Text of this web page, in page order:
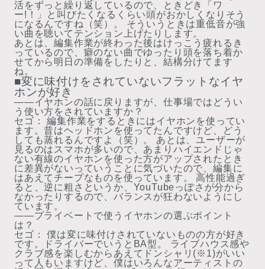
活をずっと繰り返しているので、ときどき「ワ
ー!！」と叫びたくなるくらい頭がおかしくなりそう
になるんですね（笑）。 そういうときは重低音が強
い曲を聴いてテンション上げたりします。
あとは、編集作業が終わった後はけっこう疲れるき
っているので、癖のない曲でゆったり頭を落ち着か
せてから明日の準備をしたりと、結構分けてます
ね。
■変に味付けをされていないフラットなイヤ
ホンが好き
――イヤホンの話に戻りますが、仕事場ではどうい
う使い方をされていますか？
セゴ：
編集作業をするときにはイヤホンを使ってい
ます。昔はヘッドホンを使ってたんですけど、どう
しても蒸れるんですよ（笑）。 あとは、ユーザーが
見るのはスマホが多いので、あまりハイエンドじゃ
ない有線のイヤホンを使った方がアップされたとき
に差異がないっていうことに気づいたので、編集に
はあえてチープなものを使っています。 高性能過ぎ
ると、逆に粗さというか、YouTubeっぽさが分から
なかったりするので、バランスが狂わないようにし
ています。
――プライベートで使うイヤホンの選ぶポイント
は？
セゴ：
僕は変に味付けされていないものの方が好き
です。ドライバーでいうとBA型。 ライブハウス感や
クラブ感を楽しむからあえてドンシャリ(※1)がいい
って人もいますけど、僕はいろんなアーティストの